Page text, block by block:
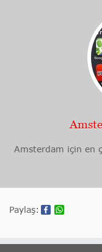
Amsterdam için en
Paylaş: